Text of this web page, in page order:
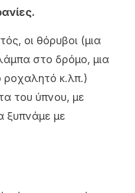
οι θόρυβοι (μια
στο δρόμο, μια
ροχαλητό κ.λπ.)
του ύπνου, με
ξυπνάμε με